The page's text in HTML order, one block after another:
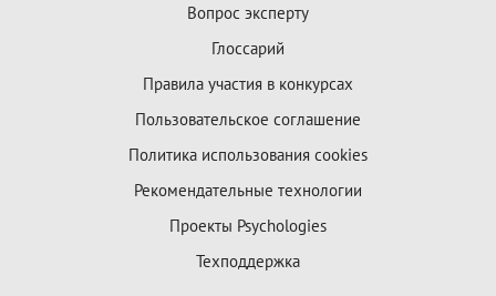
Вопрос эксперту
Глоссарий
Правила участия в конкурсах
Пользовательское соглашение
Политика использования cookies
Рекомендательные технологии
Проекты Psychologies
Техподдержка